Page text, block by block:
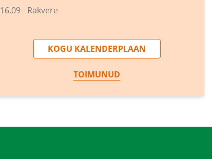
16.09 - Rakvere
KOGU KALENDERPLAAN
TOIMUNUD